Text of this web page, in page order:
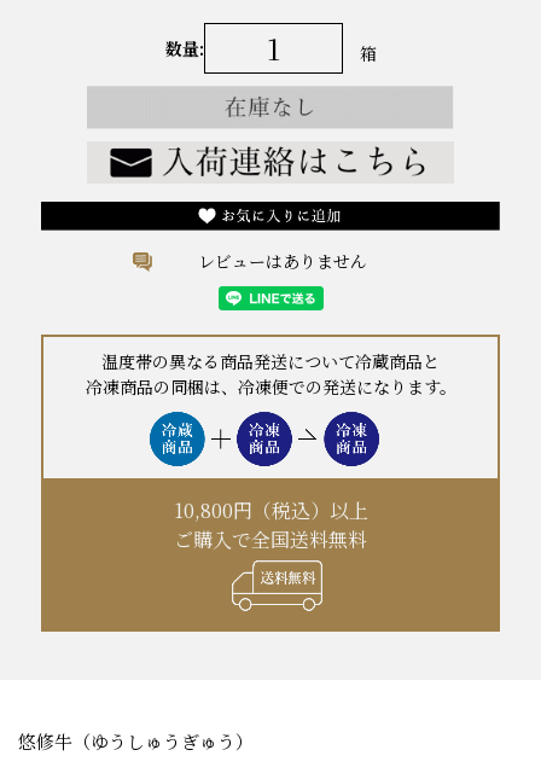
数量: 箱
レビューはありません
温度帯の異なる商品発送について冷蔵商品と
冷凍商品の同梱は、冷凍便での発送になります。
10,800円（税込）以上
ご購入で全国送料無料
悠修牛（ゆうしゅうぎゅう）